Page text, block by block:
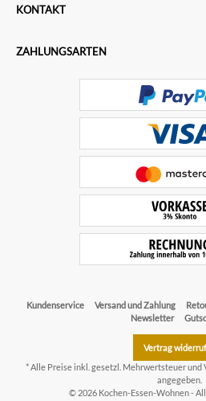
KONTAKT
ZAHLUNGSARTEN
Kundenservice Versand und Zahlung
Newsletter
Vertrag
* Alle Preise inkl. gesetzl. Mehrwertsteuer und
angegeben.
© 2026 Kochen-Essen-Wohnen -